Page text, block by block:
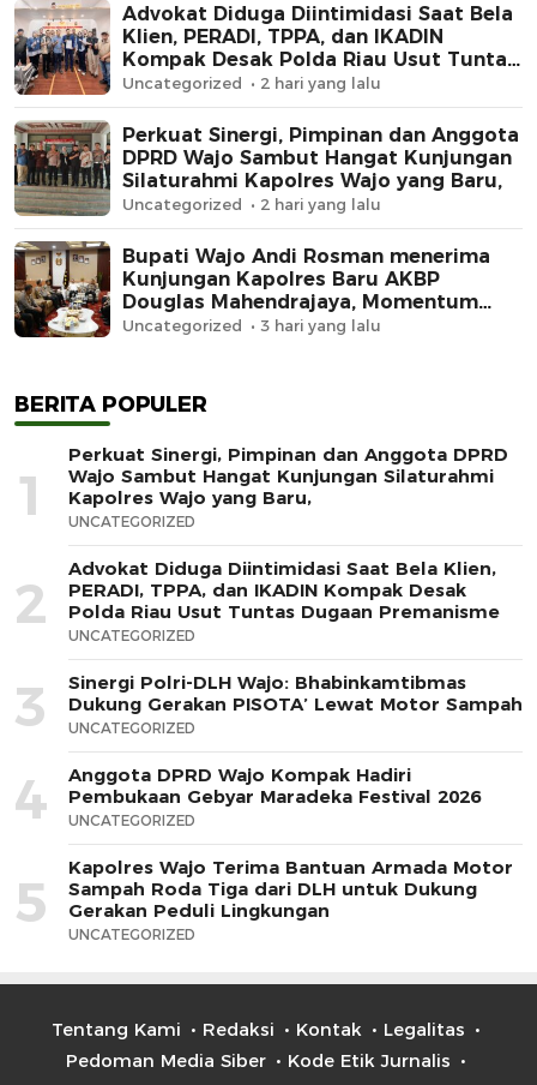
Advokat Diduga Diintimidasi Saat Bela
Klien, PERADI, TPPA, dan IKADIN
Kompak Desak Polda Riau Usut Tuntas
Dugaan Premanisme
Uncategorized 2 hari yang lalu
Perkuat Sinergi, Pimpinan dan Anggota
DPRD Wajo Sambut Hangat Kunjungan
Silaturahmi Kapolres Wajo yang Baru,
Uncategorized 2 hari yang lalu
Bupati Wajo Andi Rosman menerima
Kunjungan Kapolres Baru AKBP
Douglas Mahendrajaya, Momentum
Memperkuat Sinergi
Uncategorized 3 hari yang lalu
BERITA POPULER
1
Perkuat Sinergi, Pimpinan dan Anggota DPRD
Wajo Sambut Hangat Kunjungan Silaturahmi
Kapolres Wajo yang Baru,
UNCATEGORIZED
2
Advokat Diduga Diintimidasi Saat Bela Klien,
PERADI, TPPA, dan IKADIN Kompak Desak
Polda Riau Usut Tuntas Dugaan Premanisme
UNCATEGORIZED
3
Sinergi Polri-DLH Wajo: Bhabinkamtibmas
Dukung Gerakan PISOTA’ Lewat Motor Sampah
UNCATEGORIZED
4
Anggota DPRD Wajo Kompak Hadiri
Pembukaan Gebyar Maradeka Festival 2026
UNCATEGORIZED
5
Kapolres Wajo Terima Bantuan Armada Motor
Sampah Roda Tiga dari DLH untuk Dukung
Gerakan Peduli Lingkungan
UNCATEGORIZED
Tentang Kami Redaksi Kontak
Legalitas
Pedoman Media Siber
Kode Etik Jurnalis